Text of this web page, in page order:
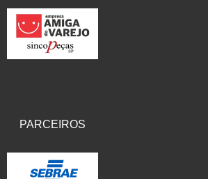
PARCEIROS